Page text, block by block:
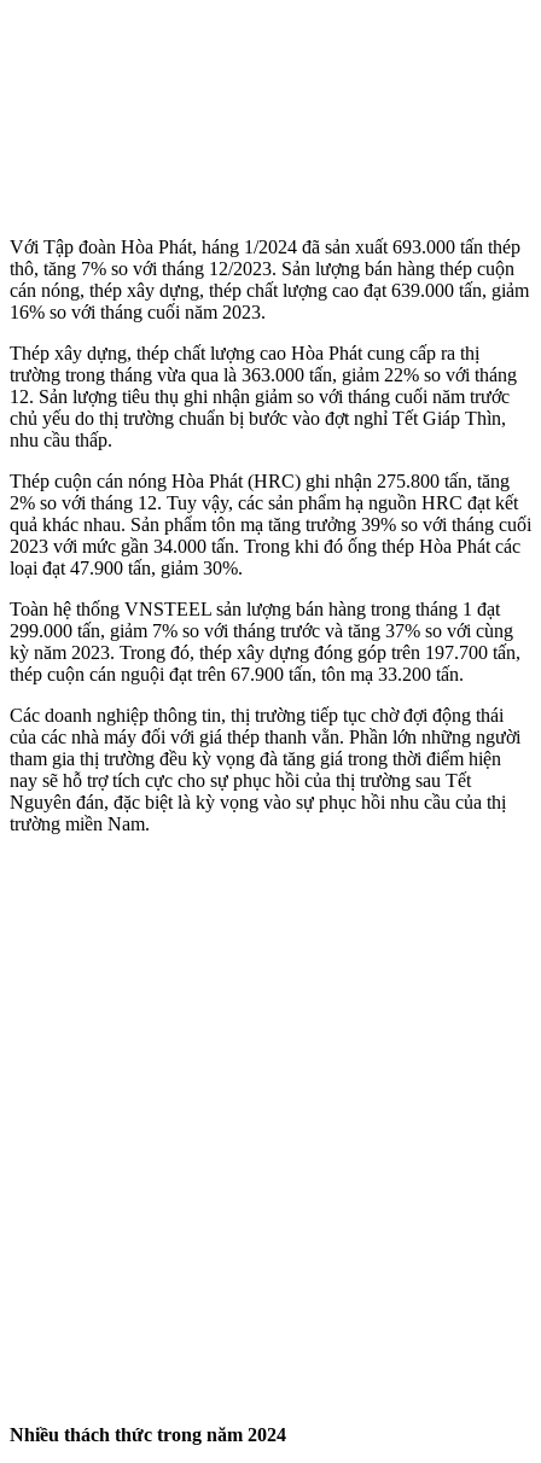
Với Tập đoàn Hòa Phát, háng 1/2024 đã sản xuất 693.000 tấn thép
thô, tăng 7% so với tháng 12/2023. Sản lượng bán hàng thép cuộn
cán nóng, thép xây dựng, thép chất lượng cao đạt 639.000 tấn, giảm
16% so với tháng cuối năm 2023.
Thép xây dựng, thép chất lượng cao Hòa Phát cung cấp ra thị
trường trong tháng vừa qua là 363.000 tấn, giảm 22% so với tháng
12. Sản lượng tiêu thụ ghi nhận giảm so với tháng cuối năm trước
chủ yếu do thị trường chuẩn bị bước vào đợt nghỉ Tết Giáp Thìn,
nhu cầu thấp.
Thép cuộn cán nóng Hòa Phát (HRC) ghi nhận 275.800 tấn, tăng
2% so với tháng 12. Tuy vậy, các sản phẩm hạ nguồn HRC đạt kết
quả khác nhau. Sản phẩm tôn mạ tăng trưởng 39% so với tháng cuối
2023 với mức gần 34.000 tấn. Trong khi đó ống thép Hòa Phát các
loại đạt 47.900 tấn, giảm 30%.
Toàn hệ thống VNSTEEL sản lượng bán hàng trong tháng 1 đạt
299.000 tấn, giảm 7% so với tháng trước và tăng 37% so với cùng
kỳ năm 2023. Trong đó, thép xây dựng đóng góp trên 197.700 tấn,
thép cuộn cán nguội đạt trên 67.900 tấn, tôn mạ 33.200 tấn.
Các doanh nghiệp thông tin, thị trường tiếp tục chờ đợi động thái
của các nhà máy đối với giá thép thanh vằn. Phần lớn những người
tham gia thị trường đều kỳ vọng đà tăng giá trong thời điểm hiện
nay sẽ hỗ trợ tích cực cho sự phục hồi của thị trường sau Tết
Nguyên đán, đặc biệt là kỳ vọng vào sự phục hồi nhu cầu của thị
trường miền Nam.
Nhiều thách thức trong năm 2024